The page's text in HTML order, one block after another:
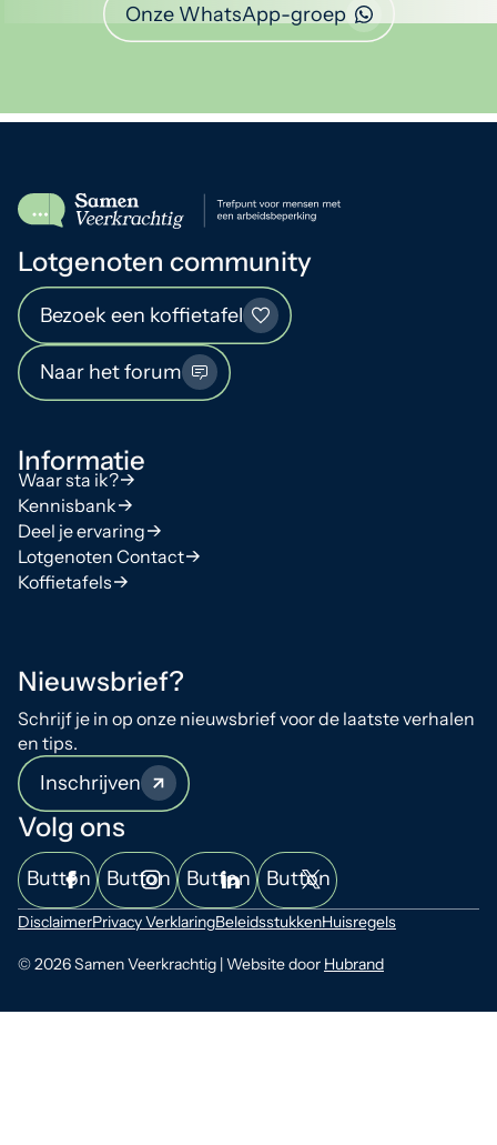
Onze WhatsApp-groep
Lotgenoten community
Bezoek een koffietafel
Naar het forum
Informatie
Waar sta ik?
Kennisbank
Deel je ervaring
Lotgenoten Contact
Koffietafels
Nieuwsbrief?
Schrijf je in op onze nieuwsbrief voor de laatste verhalen
en tips.
Inschrijven
Volg ons
Button Button Button Button
© 2026 Samen Veerkrachtig | Website door Hubrand
DisclaimerPrivacy VerklaringBeleidsstukkenHuisregels